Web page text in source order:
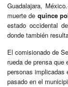
Guadalajara,
muerte de quince
estado occidental de
donde también
El comisionado de
rueda de prensa
personas implicadas
pasado en el